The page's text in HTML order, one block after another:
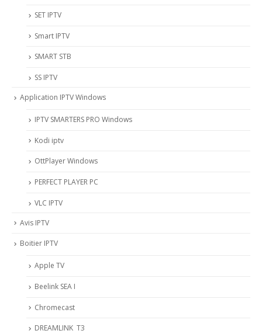
SET IPTV
Smart IPTV
SMART STB
SS IPTV
Application IPTV Windows
IPTV SMARTERS PRO Windows
Kodi iptv
OttPlayer Windows
PERFECT PLAYER PC
VLC IPTV
Avis IPTV
Boitier IPTV
Apple TV
Beelink SEA I
Chromecast
DREAMLINK T3